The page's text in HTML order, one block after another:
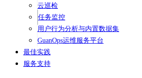
云巡检
任务监控
用户行为分析与内置数据集
GuanOps运维服务平台
最佳实践
服务支持